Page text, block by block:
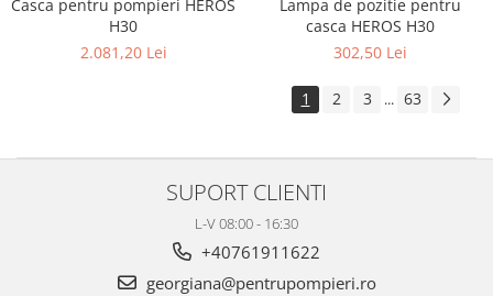
Casca pentru pompieri HEROS
H30
2.081,20 Lei
Lampa de pozitie pentru
casca HEROS H30
302,50 Lei
1 2 3 ... 63
SUPORT CLIENTI
L-V 08:00 - 16:30
+40761911622
georgiana@pentrupompieri.ro